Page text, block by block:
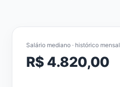
Salário mediano · histórico mensal
R$ 4.820,00